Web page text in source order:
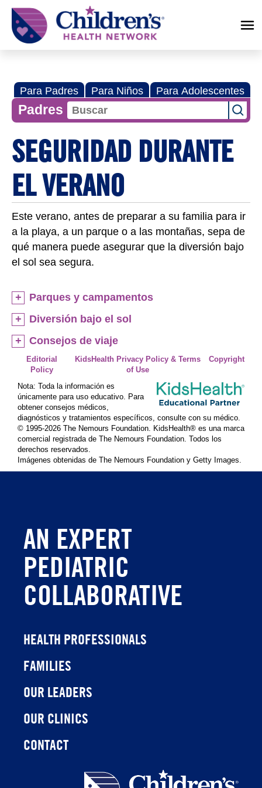
Children's
Health
Network
Para Padres Para Niños Para Adolescentes
Padres
SEGURIDAD DURANTE
EL VERANO
Este verano, antes de preparar a su familia para ir
a la playa, a un parque o a las montañas, sepa de
qué manera puede asegurar que la diversión bajo
el sol sea segura.
Parques y campamentos
Diversión bajo el sol
Consejos de viaje
Editorial
Policy
KidsHealth Privacy Policy & Terms
of Use
Copyright
Nota: Toda la información es
únicamente para uso educativo. Para
obtener consejos médicos,
diagnósticos y tratamientos específicos, consulte con su médico.
© 1995-2026 The Nemours Foundation. KidsHealth® es una marca
comercial registrada de The Nemours Foundation. Todos los
derechos reservados.
Imágenes obtenidas de The Nemours Foundation y Getty Images.
AN EXPERT
PEDIATRIC
COLLABORATIVE
HEALTH PROFESSIONALS
FAMILIES
OUR LEADERS
OUR CLINICS
CONTACT